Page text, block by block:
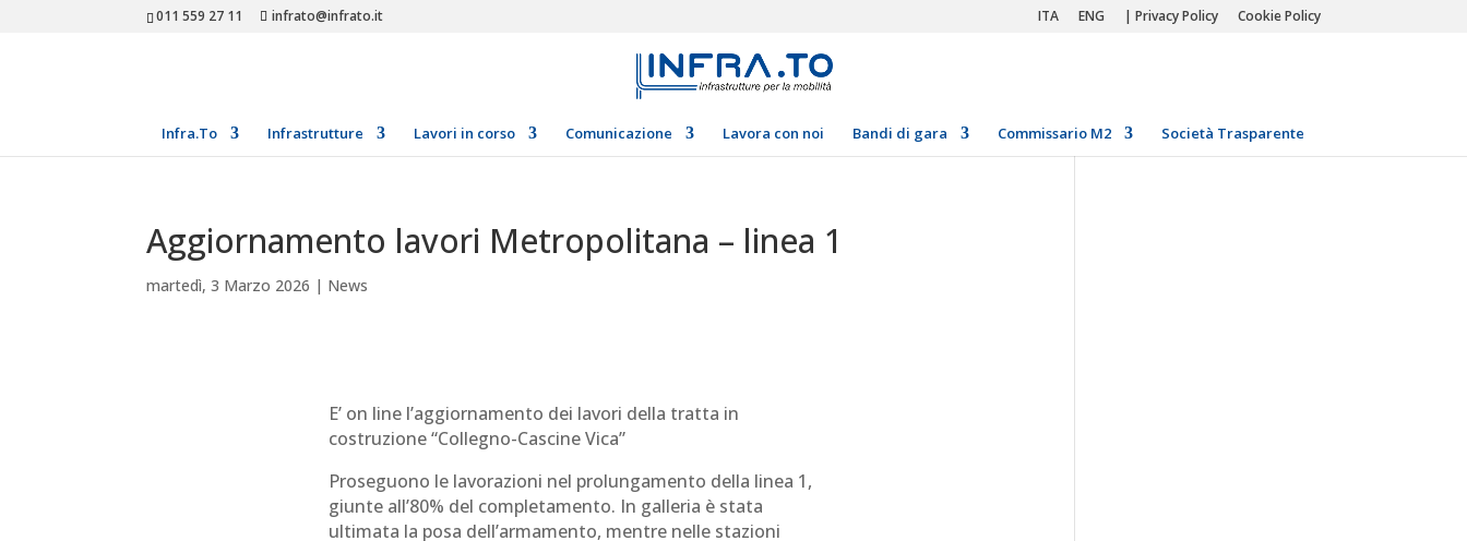
011 559 27 11 infrato@infrato.it ITA ENG | Privacy Policy Cookie Policy
Infra.To Infrastrutture Lavori in corso Comunicazione Lavora con noi Bandi di gara Commissario M2 Società Trasparente
Aggiornamento lavori Metropolitana – linea 1
martedì, 3 Marzo 2026 | News
E’ on line l’aggiornamento dei lavori della tratta in
costruzione “Collegno-Cascine Vica”
Proseguono le lavorazioni nel prolungamento della linea 1,
giunte all’80% del completamento. In galleria è stata
ultimata la posa dell’armamento, mentre nelle stazioni